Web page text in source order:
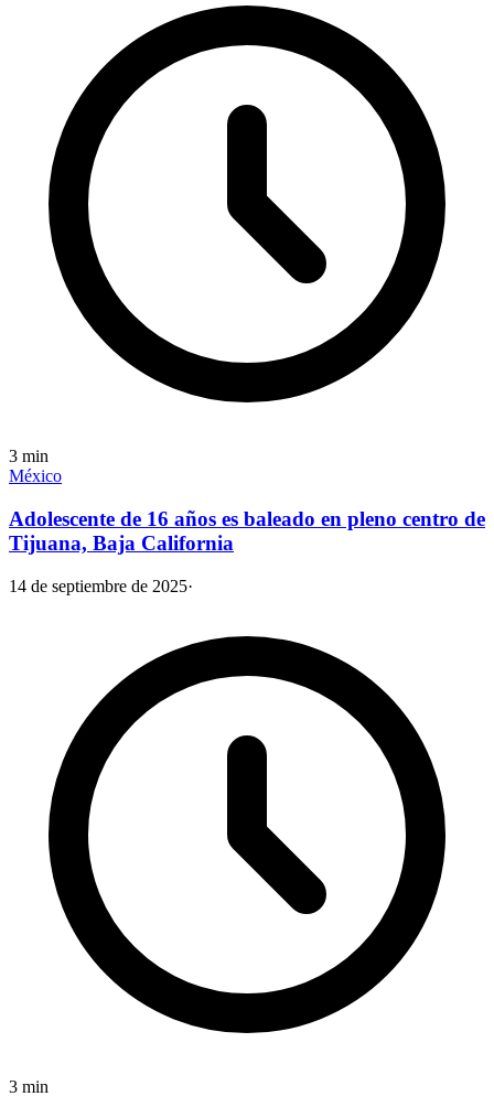
3 min
México
Adolescente de 16 años es baleado en pleno centro de
Tijuana, Baja California
14 de septiembre de 2025·
3 min